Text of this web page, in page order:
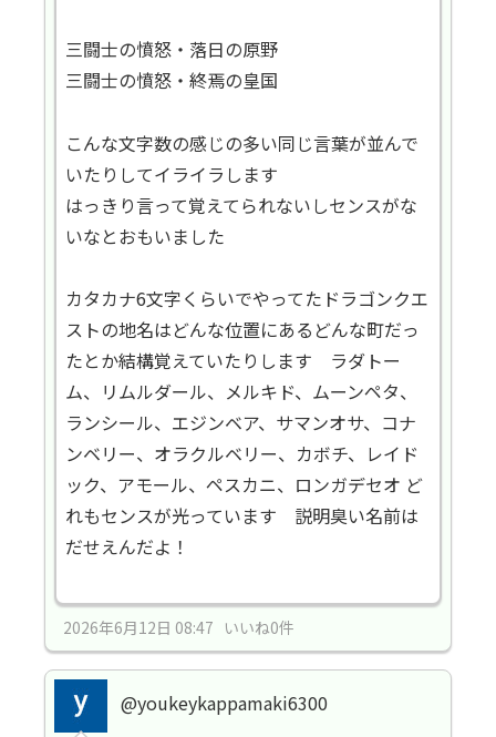
三闘士の憤怒・落日の原野
三闘士の憤怒・終焉の皇国
こんな文字数の感じの多い同じ言葉が並んで
いたりしてイライラします
はっきり言って覚えてられないしセンスがな
いなとおもいました
カタカナ6文字くらいでやってたドラゴンクエ
ストの地名はどんな位置にあるどんな町だっ
たとか結構覚えていたりします ラダトー
ム、リムルダール、メルキド、ムーンペタ、
ランシール、エジンベア、サマンオサ、コナ
ンベリー、オラクルベリー、カボチ、レイド
ック、アモール、ペスカニ、ロンガデセオ ど
れもセンスが光っています 説明臭い名前は
だせえんだよ！
2026年6月12日 08:47 いいね0件
@youkeykappamaki6300